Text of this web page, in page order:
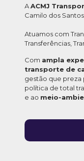
AACMJ
Camilo dos Santos.
Atuamos com
Transferências,
Com ampla
transporte de
gestão que preza
política de total
e ao meio-